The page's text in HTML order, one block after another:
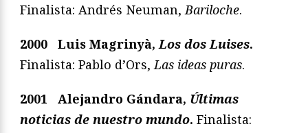
Finalista: Andrés Neuman, Bariloche.
2000 Luis Magrinyà, Los dos Luises.
Finalista: Pablo d’Ors, Las ideas puras.
2001 Alejandro Gándara, Últimas
noticias de nuestro mundo. Finalista: